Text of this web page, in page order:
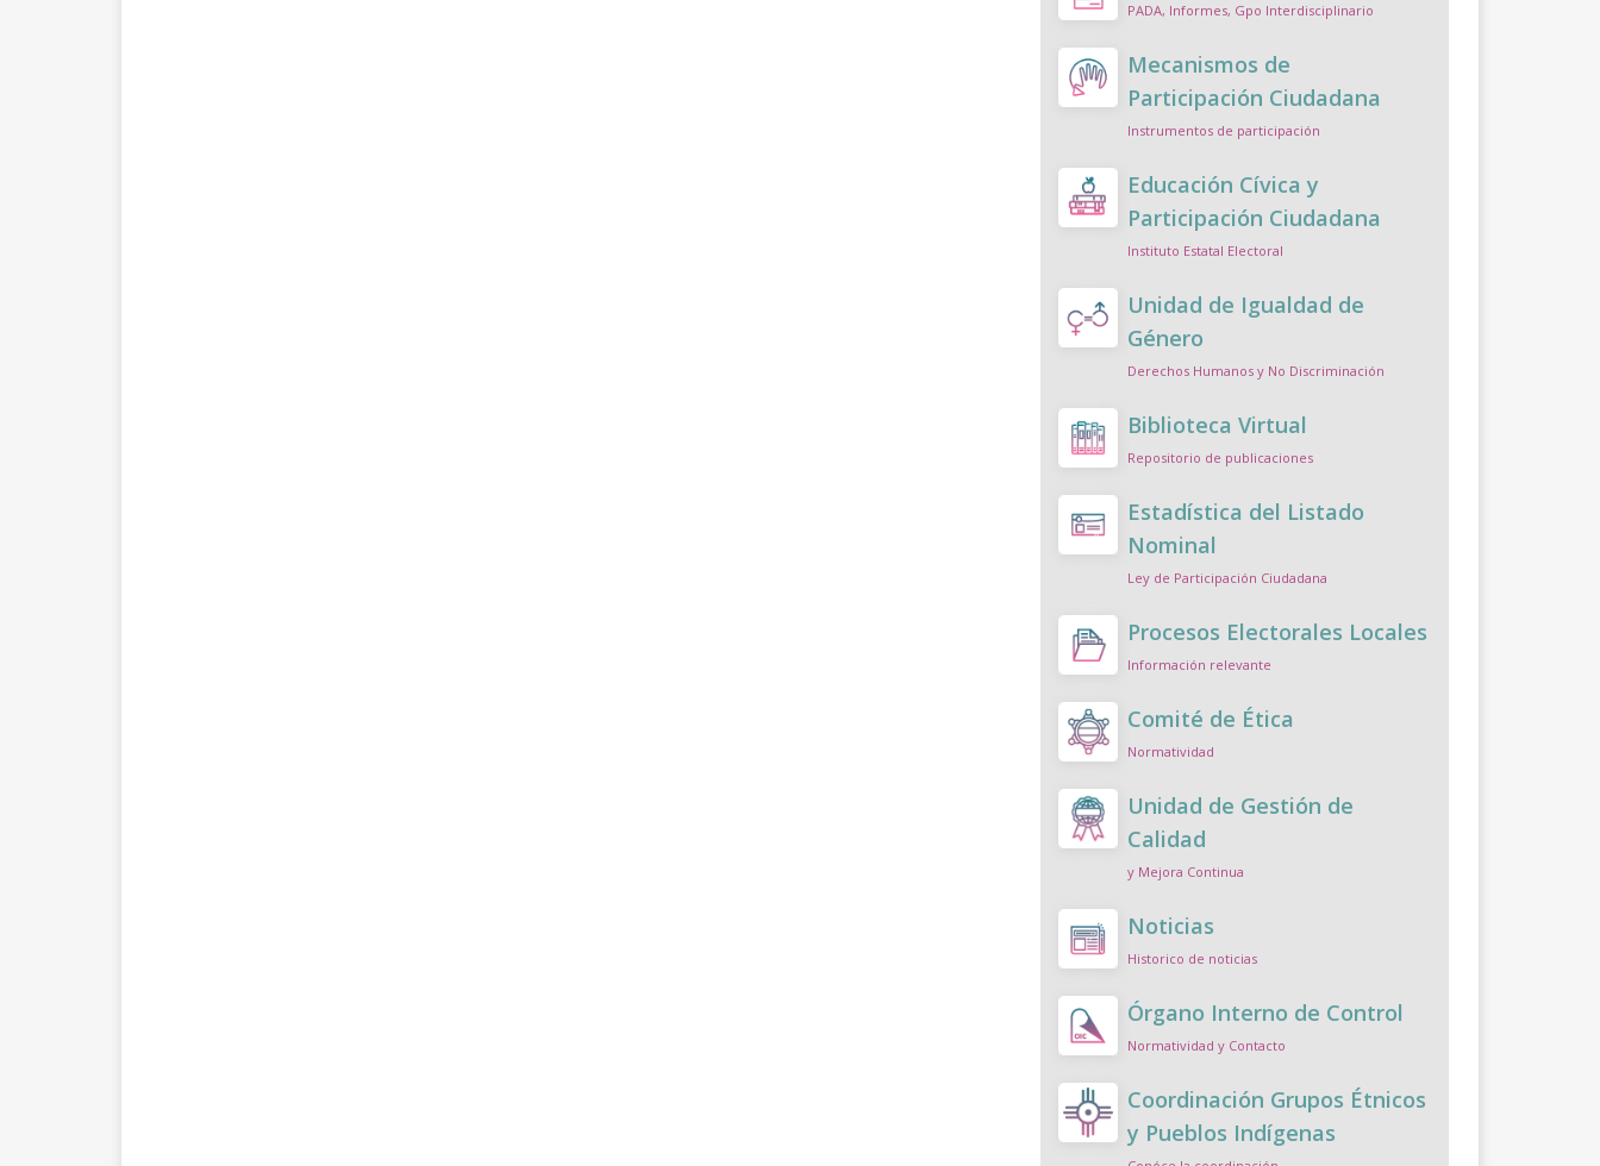
PADA, Informes, Gpo Interdisciplinario
Mecanismos de
Participación Ciudadana
Instrumentos de participación
Educación Cívica y
Participación Ciudadana
Instituto Estatal Electoral
Unidad de Igualdad de
Género
Derechos Humanos y No Discriminación
Biblioteca Virtual
Repositorio de publicaciones
Estadística del Listado
Nominal
Ley de Participación Ciudadana
Procesos Electorales Locales
Información relevante
Comité de Ética
Normatividad
Unidad de Gestión de
Calidad
y Mejora Continua
Noticias
Historico de noticias
Órgano Interno de Control
Normatividad y Contacto
Coordinación Grupos Étnicos
y Pueblos Indígenas